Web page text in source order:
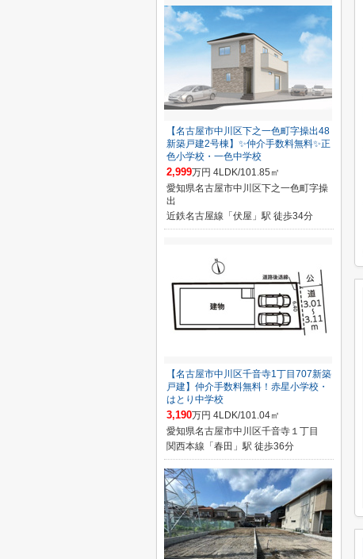
【名古屋市中川区下之一色町字操出48
新築戸建2号棟】✨️仲介手数料無料✨️正
色小学校・一色中学校
2,999万円 4LDK/101.85㎡
愛知県名古屋市中川区下之一色町字操
出
近鉄名古屋線「伏屋」駅 徒歩34分
【名古屋市中川区千音寺1丁目707新築
戸建】仲介手数料無料！赤星小学校・
はとり中学校
3,190万円 4LDK/101.04㎡
愛知県名古屋市中川区千音寺１丁目
関西本線「春田」駅 徒歩36分